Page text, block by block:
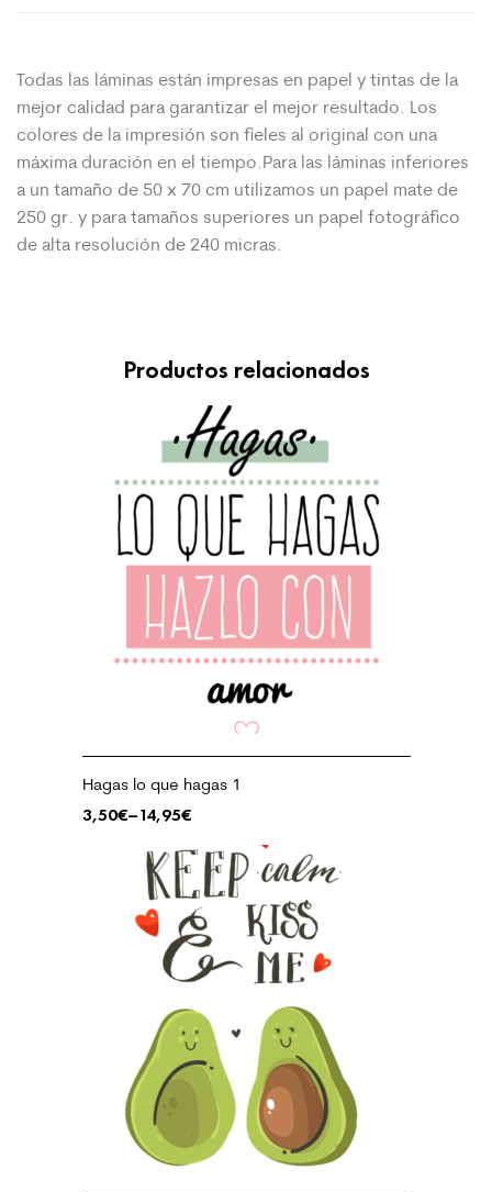
Todas las láminas están impresas en papel y tintas de la
mejor calidad para garantizar el mejor resultado. Los
colores de la impresión son fieles al original con una
máxima duración en el tiempo.Para las láminas inferiores
a un tamaño de 50 x 70 cm utilizamos un papel mate de
250 gr. y para tamaños superiores un papel fotográfico
de alta resolución de 240 micras.
Productos relacionados
Hagas lo que hagas 1
3,50€–14,95€